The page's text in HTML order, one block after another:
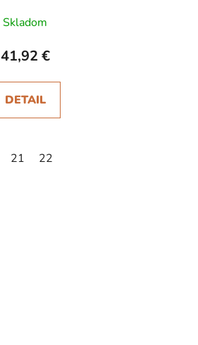
Skladom
41,92 €
DETAIL
21 22